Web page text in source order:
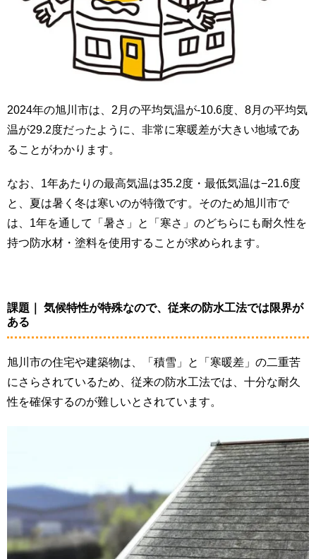
2024年の旭川市は、2月の平均気温が-10.6度、8月の平均気
温が29.2度だったように、非常に寒暖差が大きい地域であ
ることがわかります。
なお、1年あたりの最高気温は35.2度・最低気温は−21.6度
と、夏は暑く冬は寒いのが特徴です。そのため旭川市で
は、1年を通して「暑さ」と「寒さ」のどちらにも耐久性を
持つ防水材・塗料を使用することが求められます。
課題｜ 気候特性が特殊なので、従来の防水工法では限界が
ある
旭川市の住宅や建築物は、「積雪」と「寒暖差」の二重苦
にさらされているため、従来の防水工法では、十分な耐久
性を確保するのが難しいとされています。